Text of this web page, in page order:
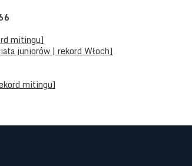
mitingu]
juniorów | rekord Włoch]
mitingu]